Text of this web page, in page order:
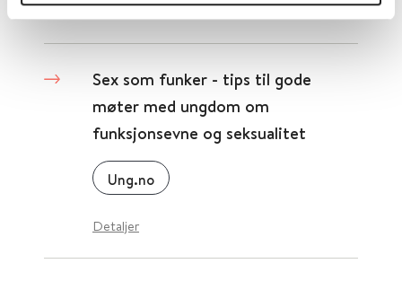
Detaljer
Sex som funker - tips til gode
møter med ungdom om
funksjonsevne og seksualitet
Ung.no
Detaljer